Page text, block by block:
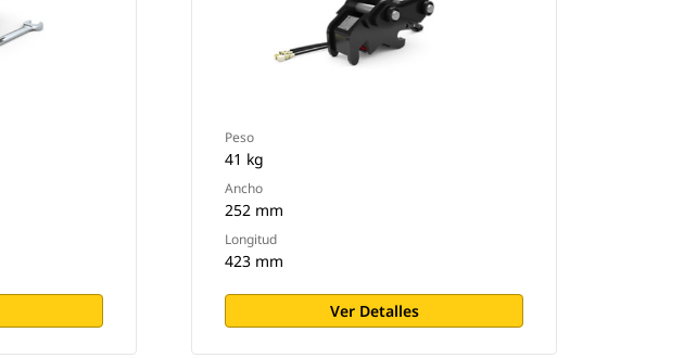
Peso
41 kg
Ancho
252 mm
Longitud
423 mm
Ver Detalles